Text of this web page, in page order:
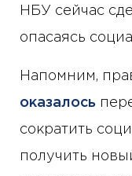
НБУ сейчас
опасаясь
Напомним,
оказалось
сократить
получить